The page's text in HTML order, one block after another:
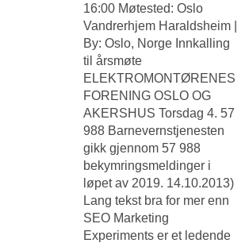
16:00 Møtested: Oslo
Vandrerhjem Haraldsheim |
By: Oslo, Norge Innkalling
til årsmøte
ELEKTROMONTØRENES
FORENING OSLO OG
AKERSHUS Torsdag 4. 57
988 Barnevernstjenesten
gikk gjennom 57 988
bekymringsmeldinger i
løpet av 2019. 14.10.2013)
Lang tekst bra for mer enn
SEO Marketing
Experiments er et ledende